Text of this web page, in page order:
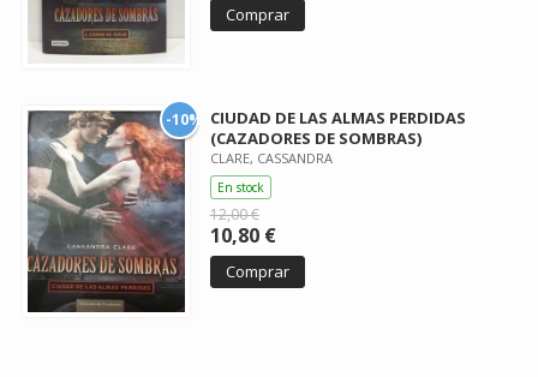
Comprar
-10%
CIUDAD DE LAS ALMAS PERDIDAS
(CAZADORES DE SOMBRAS)
CLARE, CASSANDRA
En stock
12,00 €
10,80 €
Comprar